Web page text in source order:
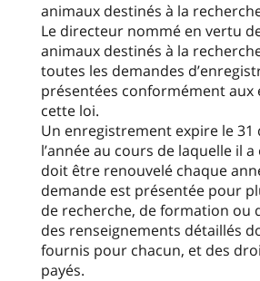
animaux destinés à la
Le directeur nommé en vertu
animaux destinés à la
toutes les demandes
présentées conformément aux
cette loi.
Un enregistrement expire le 31
l’année au cours de laquelle il
doit être renouvelé chaque
demande est présentée pour
de recherche, de formation ou
des renseignements détaillés
fournis pour chacun, et des
payés.